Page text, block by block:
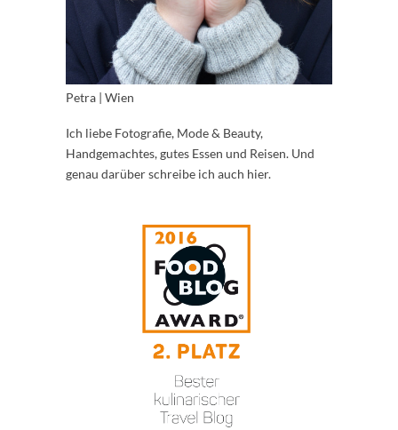
Petra | Wien
Ich liebe Fotografie, Mode & Beauty,
Handgemachtes, gutes Essen und Reisen. Und
genau darüber schreibe ich auch hier.